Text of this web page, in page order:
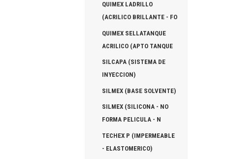
QUIMEX LADRILLO
(ACRILICO BRILLANTE - FO
QUIMEX SELLATANQUE
ACRILICO (APTO TANQUE
SILCAPA (SISTEMA DE
INYECCION)
SILMEX (BASE SOLVENTE)
SILMEX (SILICONA - NO
FORMA PELICULA - N
TECHEX P (IMPERMEABLE
- ELASTOMERICO)